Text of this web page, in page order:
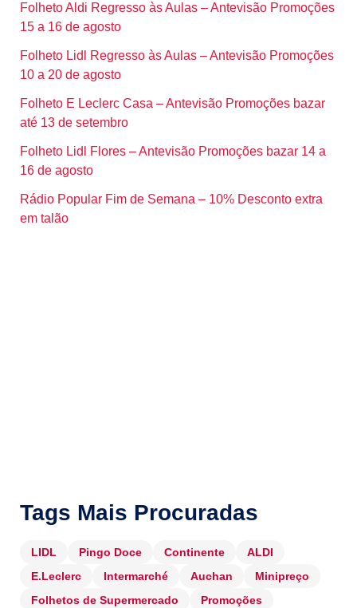
Folheto Aldi Regresso às Aulas – Antevisão Promoções
15 a 16 de agosto
Folheto Lidl Regresso às Aulas – Antevisão Promoções
10 a 20 de agosto
Folheto E Leclerc Casa – Antevisão Promoções bazar
até 13 de setembro
Folheto Lidl Flores – Antevisão Promoções bazar 14 a
16 de agosto
Rádio Popular Fim de Semana – 10% Desconto extra
em talão
Tags Mais Procuradas
LIDL Pingo Doce Continente
ALDI
E.Leclerc
Intermarché Auchan
Minipreço
Folhetos de Supermercado
Promoções